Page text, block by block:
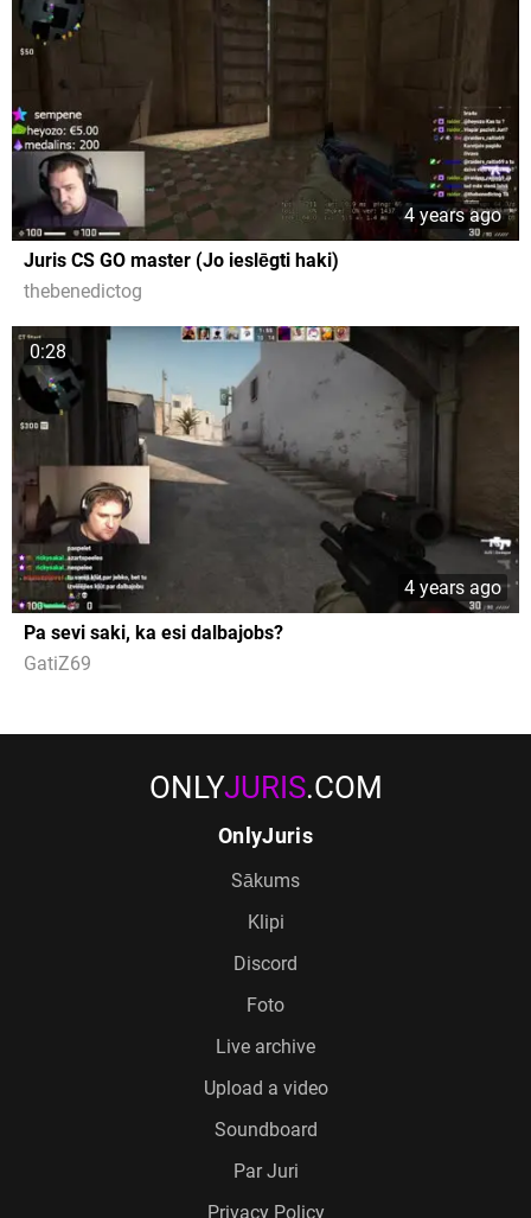
4 years ago
Juris CS GO master (Jo ieslēgti haki)
thebenedictog
0:28
4 years ago
Pa sevi saki, ka esi dalbajobs?
GatiZ69
ONLYJURIS.COM
OnlyJuris
Sākums
Klipi
Discord
Foto
Live archive
Upload a video
Soundboard
Par Juri
Privacy Policy